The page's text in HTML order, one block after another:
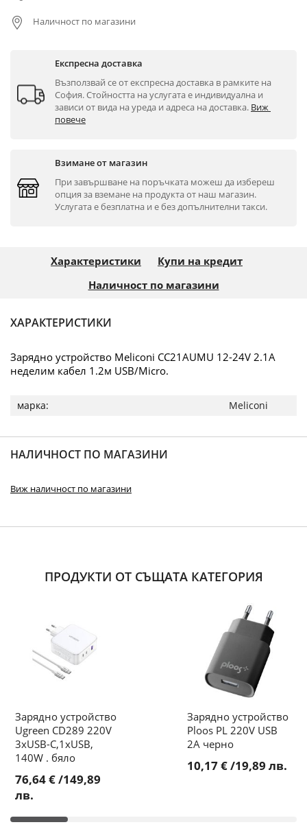
Наличност по магазини
Експресна доставка
Възползвай се от експресна доставка в рамките на
София. Стойността на услугата е индивидуална и
зависи от вида на уреда и адреса на доставка. Виж
повече
Взимане от магазин
При завършване на поръчката можеш да избереш
опция за вземане на продукта от наш магазин.
Услугата е безплатна и е без допълнителни такси.
Характеристики
Купи на кредит
Наличност по магазини
ХАРАКТЕРИСТИКИ
Зарядно устройство Meliconi CC21AUMU 12-24V 2.1А
неделим кабел 1.2м USB/Micro.
Повече
информация
Meliconi
НАЛИЧНОСТ ПО МАГАЗИНИ
Виж наличност по магазини
ПРОДУКТИ ОТ СЪЩАТА КАТЕГОРИЯ
Зарядно устройство
Ugreen CD289 220V
3xUSB-C,1xUSB,
140W . бяло
76,64 €/149,89
лв.
Зарядно устройство
Ploos PL 220V USB
2A черно
10,17 €/19,89 лв.